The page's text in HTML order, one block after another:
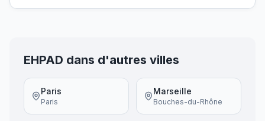
EHPAD dans d'autres villes
Paris
Paris
Marseille
Bouches-du-Rhône